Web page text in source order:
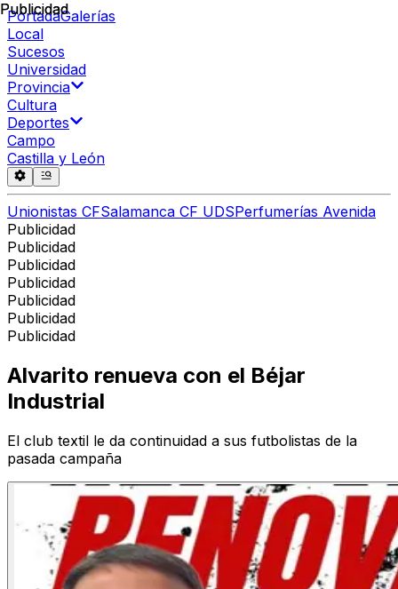
PortadaGalerías
Local
Sucesos
Universidad
Provincia
Cultura
Deportes
Campo
Castilla y León
Unionistas CFSalamanca CF UDSPerfumerías Avenida
Publicidad
Publicidad
Publicidad
Publicidad
Publicidad
Publicidad
Publicidad
Publicidad
Alvarito renueva con el Béjar
Industrial
El club textil le da continuidad a sus futbolistas de la
pasada campaña
Publicidad